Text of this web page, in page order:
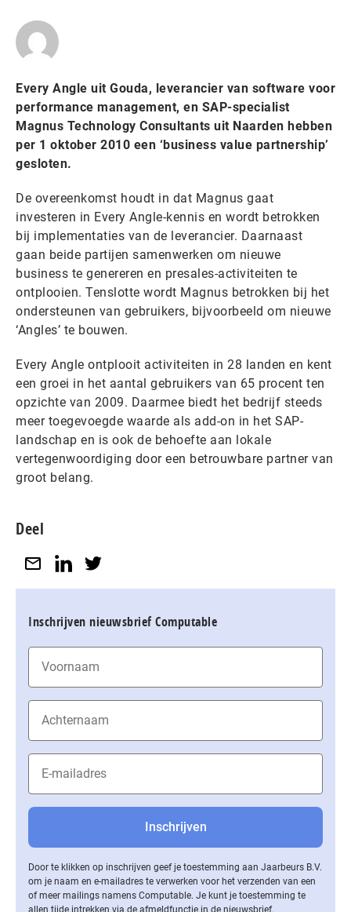
Every Angle uit Gouda, leverancier van software voor
performance management, en SAP-specialist
Magnus Technology Consultants uit Naarden hebben
per 1 oktober 2010 een ‘business value partnership’
gesloten.
De overeenkomst houdt in dat Magnus gaat
investeren in Every Angle-kennis en wordt betrokken
bij implementaties van de leverancier. Daarnaast
gaan beide partijen samenwerken om nieuwe
business te genereren en presales-activiteiten te
ontplooien. Tenslotte wordt Magnus betrokken bij het
ondersteunen van gebruikers, bijvoorbeeld om nieuwe
‘Angles’ te bouwen.
Every Angle ontplooit activiteiten in 28 landen en kent
een groei in het aantal gebruikers van 65 procent ten
opzichte van 2009. Daarmee biedt het bedrijf steeds
meer toegevoegde waarde als add-on in het SAP-
landschap en is ook de behoefte aan lokale
vertegenwoordiging door een betrouwbare partner van
groot belang.
Deel
Inschrijven nieuwsbrief Computable
Door te klikken op inschrijven geef je toestemming aan Jaarbeurs B.V.
om je naam en e-mailadres te verwerken voor het verzenden van een
of meer mailings namens Computable. Je kunt je toestemming te